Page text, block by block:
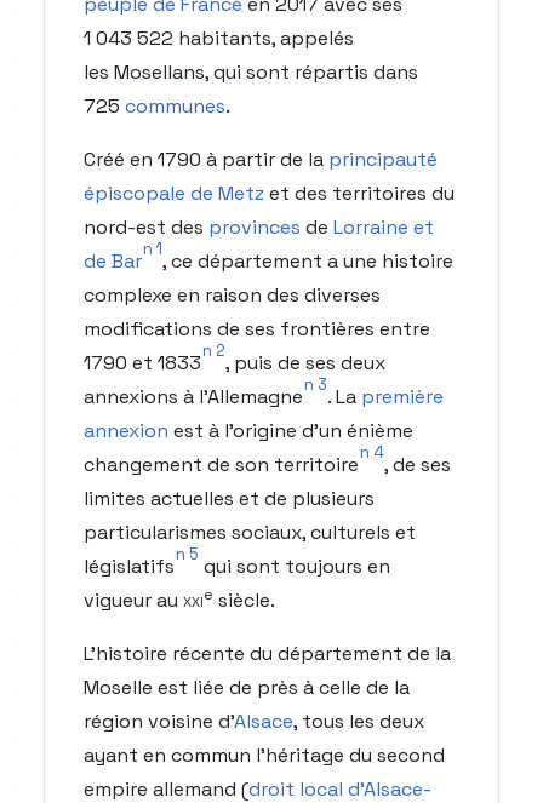
1 043 522 habitants, appelés
les Mosellans, qui sont répartis dans
725 communes.
Créé en 1790 à partir de la principauté
épiscopale de Metzet des territoires du
nord-est des provinces de Lorraine et
de Barn 1, ce département a une histoire
complexe en raison des diverses
modifications de ses frontières entre
1790 et 1833n 2, puis de ses deux
annexions à l'Allemagnen 3. La première
annexion est à l'origine d'un énième
changement de son territoiren 4, de ses
limites actuelles et de plusieurs
particularismes sociaux, culturels et
législatifsn 5 qui sont toujours en
vigueur au xxie siècle.
L'histoire récente du département de la
Moselle est liée de près à celle de la
région voisine d'Alsace, tous les deux
ayant en commun l'héritage du second
empire allemand (droit local d'Alsace-